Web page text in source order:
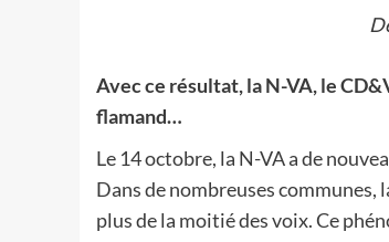
Avec ce résultat, la N-VA, le
flamand…
Le 14 octobre, la N-VA a de
Dans de nombreuses
plus de la moitié des voix. Ce